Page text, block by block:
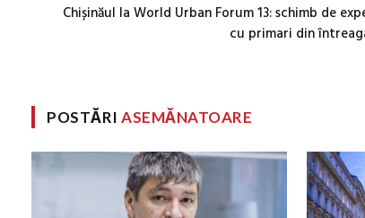
Chișinăul la World Urban Forum 13: schimb de
cu primari din
POSTĂRIASEMĂNATOARE